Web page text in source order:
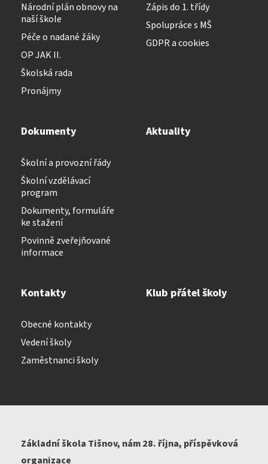
Virtuální prohlídka
Národní plán obnovy na
naší škole
Péče o nadané žáky
OP JAK II.
Školská rada
Pronájmy
Zápis do 1. třídy
Spolupráce s MŠ
GDPR a cookies
Dokumenty
Školní a provozní řády
Školní vzdělávací
program
Dokumenty, formuláře
ke stažení
Povinně zveřejňované
informace
Aktuality
Kontakty
Obecné kontakty
Vedení školy
Zaměstnanci školy
Klub přátel školy
Základní škola Tišnov, nám 28. října, příspěvková
organizace